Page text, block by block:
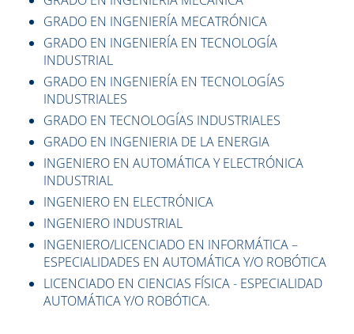
GRADO EN INGENIERÍA MECATRÓNICA
GRADO EN INGENIERÍA EN TECNOLOGÍA
INDUSTRIAL
GRADO EN INGENIERÍA EN TECNOLOGÍAS
INDUSTRIALES
GRADO EN TECNOLOGÍAS INDUSTRIALES
GRADO EN INGENIERIA DE LA ENERGIA
INGENIERO EN AUTOMÁTICA Y ELECTRÓNICA
INDUSTRIAL
INGENIERO EN ELECTRÓNICA
INGENIERO INDUSTRIAL
INGENIERO/LICENCIADO EN INFORMÁTICA –
ESPECIALIDADES EN AUTOMÁTICA Y/O ROBÓTICA
LICENCIADO EN CIENCIAS FÍSICA - ESPECIALIDAD
AUTOMÁTICA Y/O ROBÓTICA.